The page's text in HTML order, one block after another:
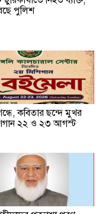
পুলিশ
কবিতার ছন্দে মুখর
২২ ও ২৩ আগস্ট